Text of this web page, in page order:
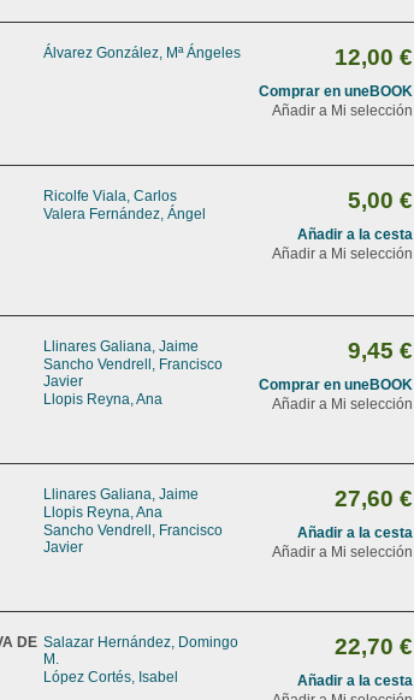
Álvarez González, Mª Ángeles 12,00 €
Comprar en uneBOOK
Añadir a Mi selección
Ricolfe Viala, Carlos
Valera Fernández, Ángel
5,00 €
Añadir a la cesta
Añadir a Mi selección
Llinares Galiana, Jaime
Sancho Vendrell, Francisco
Javier
Llopis Reyna, Ana
9,45 €
Comprar en uneBOOK
Añadir a Mi selección
Llinares Galiana, Jaime
Llopis Reyna, Ana
Sancho Vendrell, Francisco
Javier
27,60 €
Añadir a la cesta
Añadir a Mi selección
DE Salazar Hernández, Domingo
M.
López Cortés, Isabel
22,70 €
Añadir a la cesta